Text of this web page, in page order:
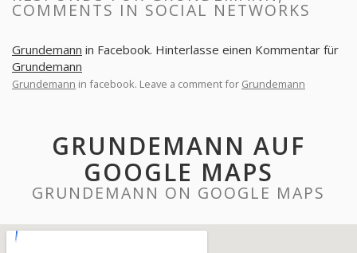
COMMENTS IN SOCIAL NETWORKS
Grundemann in Facebook. Hinterlasse einen Kommentar für
Grundemann
Grundemann in facebook. Leave a comment for Grundemann
GRUNDEMANN AUF
GOOGLE MAPS
GRUNDEMANN ON GOOGLE MAPS